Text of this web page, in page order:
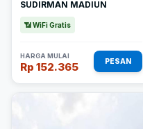
SUDIRMAN MADIUN
📶 WiFi Gratis
HARGA MULAI
Rp 152.365 PESAN